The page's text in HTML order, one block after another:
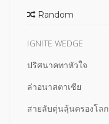
Random
IGNITE WEDGE
ปริศนาคทาหัวใจ
ล่าอนาสตาเซีย
สายลับตุ่นลุ้นครองโลก